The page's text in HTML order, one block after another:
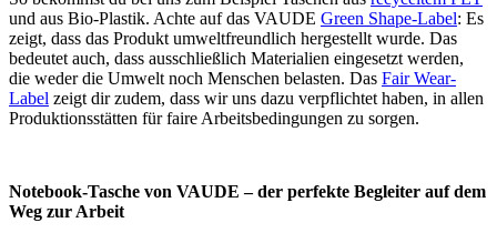
und aus Bio-Plastik. Achte auf das VAUDE Green Shape-Label: Es
zeigt, dass das Produkt umweltfreundlich hergestellt wurde. Das
bedeutet auch, dass ausschließlich Materialien eingesetzt werden,
die weder die Umwelt noch Menschen belasten. Das Fair Wear-
Label zeigt dir zudem, dass wir uns dazu verpflichtet haben, in allen
Produktionsstätten für faire Arbeitsbedingungen zu sorgen.
Notebook-Tasche von VAUDE – der perfekte Begleiter auf dem
Weg zur Arbeit